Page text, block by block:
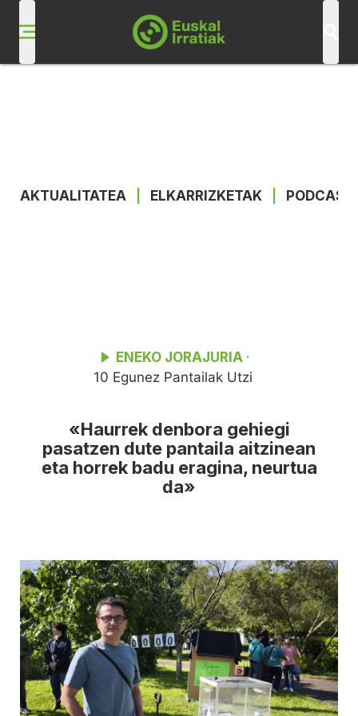
AKTUALITATEA ELKARRIZKETAK
ENEKO JORAJURIA ·
10 Egunez Pantailak Utzi
«Haurrek denbora gehiegi
pasatzen dute pantaila aitzinean
eta horrek badu eragina, neurtua
da»